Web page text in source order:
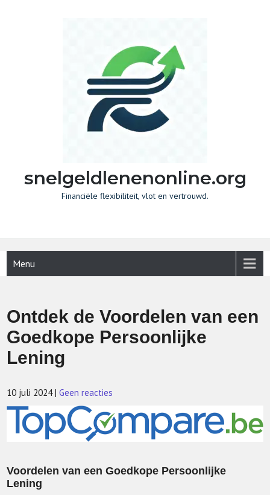
snelgeldlenenonline.org
Financiële flexibiliteit, vlot en vertrouwd.
Menu
Ontdek de Voordelen van een
Goedkope Persoonlijke
Lening
10 juli 2024 |Geen reacties
Voordelen van een Goedkope Persoonlijke
Lening